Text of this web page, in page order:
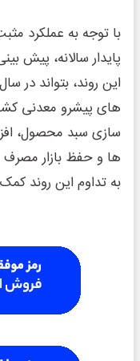
پایدار سالانه، پیش
های پیشرو معدنی
‌سازی سبد محصول،
‌ها و حفظ بازار مصرف
به تداوم این روند